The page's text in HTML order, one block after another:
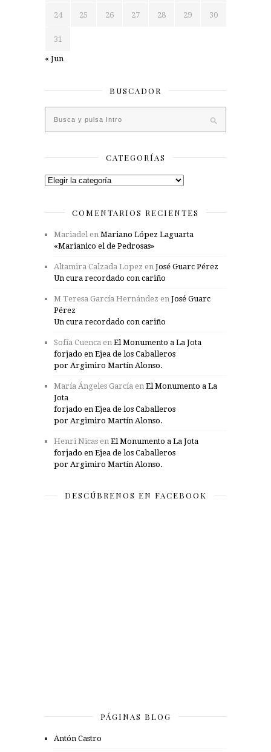
24 25 26 27 28 29 30
31
« Jun
BUSCADOR
CATEGORÍAS
Categorías
COMENTARIOS RECIENTES
Mariadel en Mariano López Laguarta
«Marianico el de Pedrosas»
Altamira Calzada Lopez en José Guarc Pérez
Un cura recordado con cariño
M Teresa García Hernández en José Guarc
Pérez
Un cura recordado con cariño
Sofía Cuenca en El Monumento a La Jota
forjado en Ejea de los Caballeros
por Argimiro Martín Alonso.
María Ángeles García en El Monumento a La
Jota
forjado en Ejea de los Caballeros
por Argimiro Martín Alonso.
Henri Nicas en El Monumento a La Jota
forjado en Ejea de los Caballeros
por Argimiro Martín Alonso.
DESCÚBRENOS EN FACEBOOK
PÁGINAS BLOG
Antón Castro